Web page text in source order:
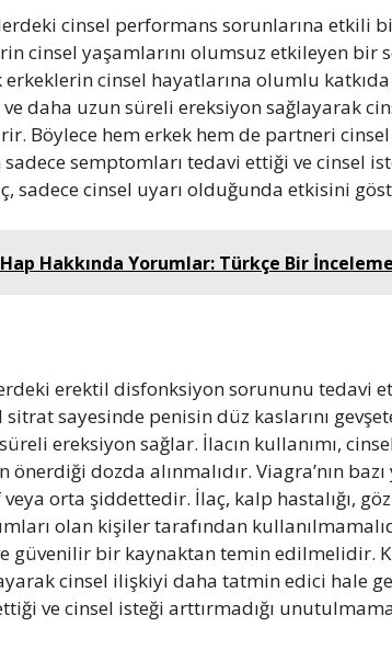
cinsel performans sorunlarına etkili
cinsel yaşamlarını olumsuz etkileyen bir
cinsel hayatlarına olumlu
ve daha uzun süreli ereksiyon sağlayarak
Böylece hem erkek hem de partneri
sadece semptomları tedavi ettiği ve cinsel
sadece cinsel uyarı olduğunda etkisini
Hakkında Yorumlar: Türkçe Bir İnceleme
erektil disfonksiyon sorununu tedavi
sayesinde penisin düz kaslarını
ereksiyon sağlar. İlacın kullanımı,
önerdiği dozda alınmalıdır. Viagra’nın
orta şiddettedir. İlaç, kalp hastalığı,
olan kişiler tarafından
güvenilir bir kaynaktan temin edilmelidir.
cinsel ilişkiyi daha tatmin edici hale
ve cinsel isteği arttırmadığı